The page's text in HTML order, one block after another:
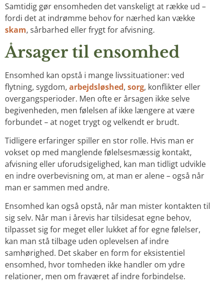
Samtidig gør ensomheden det vanskeligt at række ud –
fordi det at indrømme behov for nærhed kan vække
skam, sårbarhed eller frygt for afvisning.
Årsager til ensomhed
Ensomhed kan opstå i mange livssituationer: ved
flytning, sygdom, arbejdsløshed, sorg, konflikter eller
overgangsperioder. Men ofte er årsagen ikke selve
begivenheden, men følelsen af ikke længere at være
forbundet – at noget trygt og velkendt er brudt.
Tidligere erfaringer spiller en stor rolle. Hvis man er
vokset op med manglende følelsesmæssig kontakt,
afvisning eller uforudsigelighed, kan man tidligt udvikle
en indre overbevisning om, at man er alene – også når
man er sammen med andre.
Ensomhed kan også opstå, når man mister kontakten til
sig selv. Når man i årevis har tilsidesat egne behov,
tilpasset sig for meget eller lukket af for egne følelser,
kan man stå tilbage uden oplevelsen af indre
samhørighed. Det skaber en form for eksistentiel
ensomhed, hvor tomheden ikke handler om ydre
relationer, men om fraværet af indre forbindelse.